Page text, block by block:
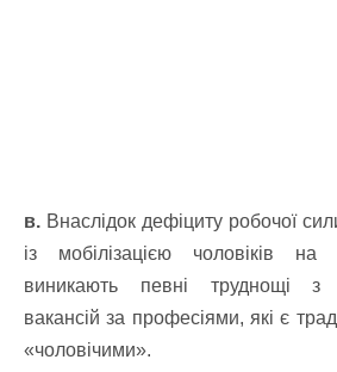
в. Внаслідок дефіциту робочої
із мобілізацією чоловіків на
виникають певні труднощі з
вакансій за професіями, які є
«чоловічими».